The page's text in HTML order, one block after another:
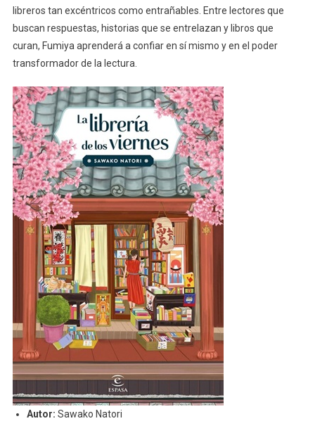
libreros tan excéntricos como entrañables. Entre lectores que
buscan respuestas, historias que se entrelazan y libros que
curan, Fumiya aprenderá a confiar en sí mismo y en el poder
transformador de la lectura.
Autor: Sawako Natori